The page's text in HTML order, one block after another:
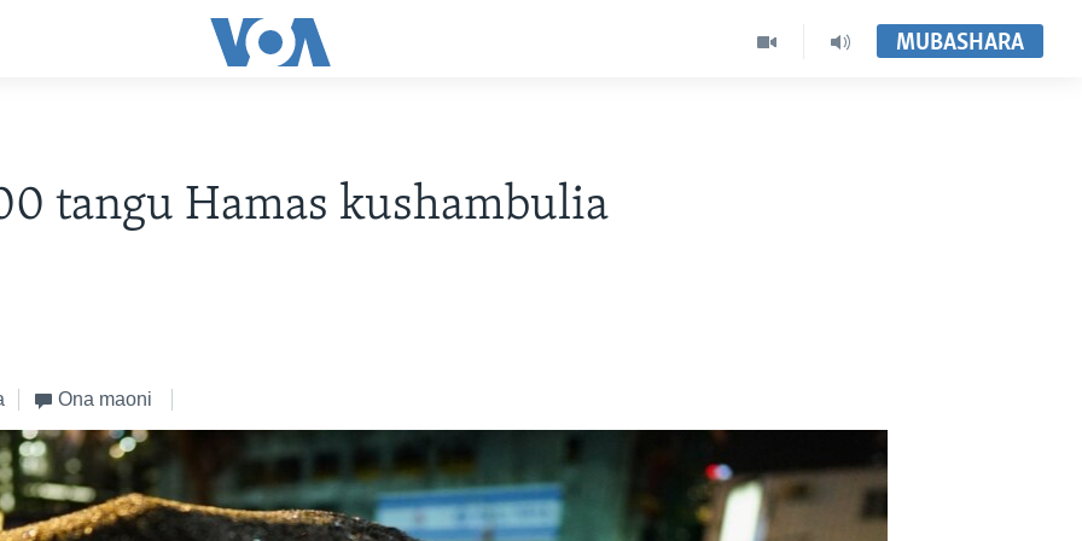
MUBASHARA
tangu Hamas kushambulia
Ona maoni